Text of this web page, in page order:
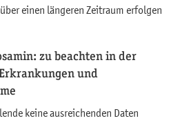
einen längeren Zeitraum erfolgen
zu beachten in der
und
keine ausreichenden Daten